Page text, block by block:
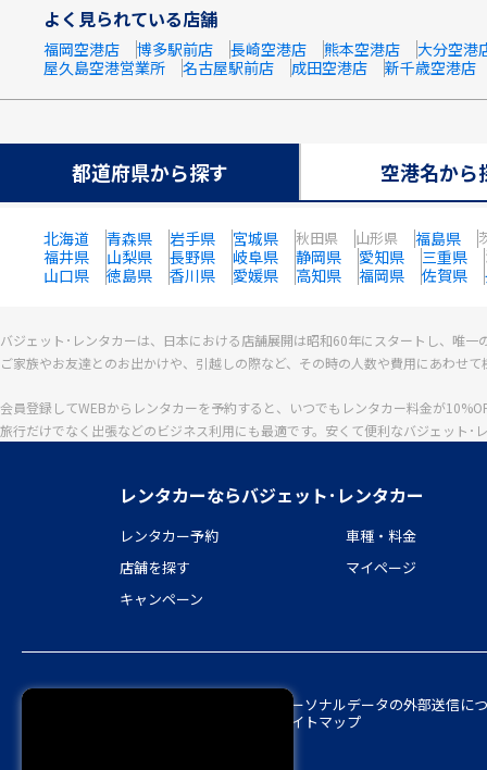
よく見られている店舗
福岡空港店 博多駅前店 長崎空港店 熊本空港店
大分空港
屋久島空港営業所
名古屋駅前店 成田空港店 新千歳空港店
都道府県から探す 空港名から
北海道 青森県 岩手県 宮城県 秋田県 山形県 福島県
福井県 山梨県 長野県 岐阜県 静岡県 愛知県 三重県
山口県 徳島県 香川県 愛媛県 高知県 福岡県 佐賀県
バジェット･レンタカーは、日本における店舗展開は昭和60年にスタートし、唯
ご家族やお友達とのお出かけや、引越しの際など、その時の人数や費用にあわせ
会員登録してWEBからレンタカーを予約すると、いつでもレンタカー料金が
旅行だけでなく出張などのビジネス利用にも最適です。安くて便利なバジェット･
レンタカーならバジェット･レンタカー
レンタカー予約
店舗を探す
キャンペーン
車種・料金
マイページ
会社概要
パーソナルデータの外部送信に
サイトマップ